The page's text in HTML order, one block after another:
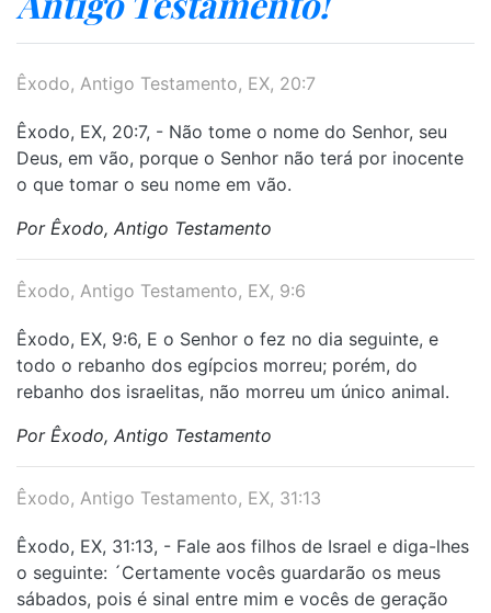
Êxodo, Antigo Testamento, EX, 20:7
Êxodo, EX, 20:7, - Não tome o nome do Senhor, seu
Deus, em vão, porque o Senhor não terá por inocente
o que tomar o seu nome em vão.
Por Êxodo, Antigo Testamento
Êxodo, Antigo Testamento, EX, 9:6
Êxodo, EX, 9:6, E o Senhor o fez no dia seguinte, e
todo o rebanho dos egípcios morreu; porém, do
rebanho dos israelitas, não morreu um único animal.
Por Êxodo, Antigo Testamento
Êxodo, Antigo Testamento, EX, 31:13
Êxodo, EX, 31:13, - Fale aos filhos de Israel e diga-lhes
o seguinte: ´Certamente vocês guardarão os meus
sábados, pois é sinal entre mim e vocês de geração